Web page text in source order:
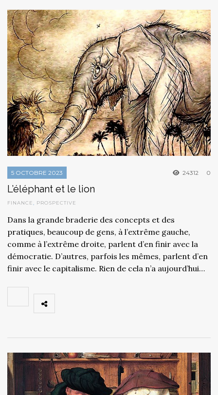
5 OCTOBRE 2023 24312 0
L’éléphant et le lion
FINANCE, PROSPECTIVE
Dans la grande braderie des concepts et des
pratiques, beaucoup de gens, à l’extrême gauche,
comme à l’extrême droite, parlent d’en finir avec la
démocratie. D’autres, parfois les mêmes, parlent d’en
finir avec le capitalisme. Rien de cela n’a aujourd’hui…